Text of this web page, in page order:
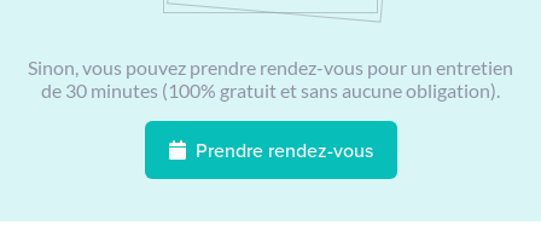
Sinon, vous pouvez prendre rendez-vous pour un entretien
de 30 minutes (100% gratuit et sans aucune obligation).
Prendre rendez-vous